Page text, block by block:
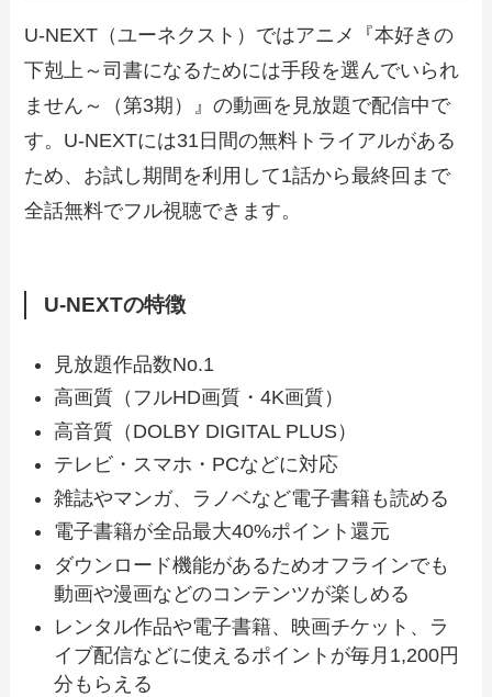
U-NEXT（ユーネクスト）ではアニメ『本好きの
下剋上～司書になるためには手段を選んでいられ
ません～（第3期）』の動画を見放題で配信中で
す。U-NEXTには31日間の無料トライアルがある
ため、お試し期間を利用して1話から最終回まで
全話無料でフル視聴できます。
U-NEXTの特徴
見放題作品数No.1
高画質（フルHD画質・4K画質）
高音質（DOLBY DIGITAL PLUS）
テレビ・スマホ・PCなどに対応
雑誌やマンガ、ラノベなど電子書籍も読める
電子書籍が全品最大40%ポイント還元
ダウンロード機能があるためオフラインでも
動画や漫画などのコンテンツが楽しめる
レンタル作品や電子書籍、映画チケット、ラ
イブ配信などに使えるポイントが毎月1,200円
分もらえる